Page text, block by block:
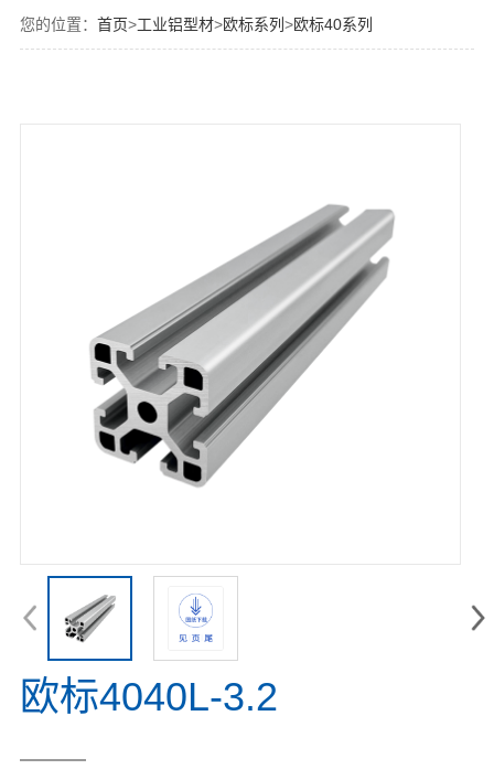
您的位置： 首页>工业铝型材>欧标系列 >欧标40系列
欧标4040L-3.2